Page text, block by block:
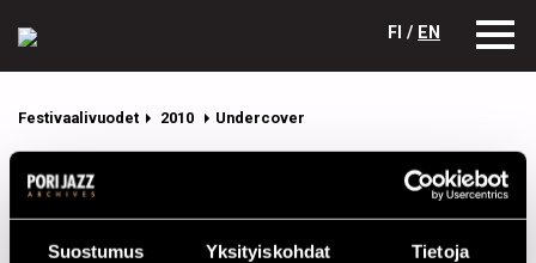
Suostumus Yksityiskohdat Tietoja
FI / EN
Festivaalivuodet 2010 Undercover
Undercover
Kokoonpano